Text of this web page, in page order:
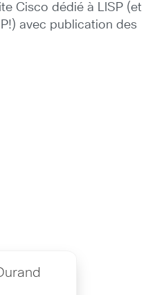
Cisco dédié à LISP (et
avec publication des